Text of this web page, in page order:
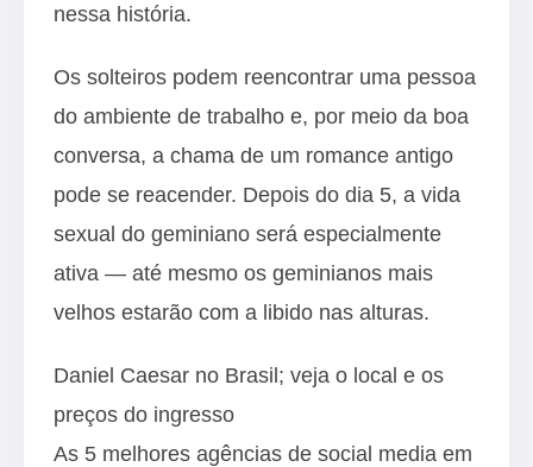
nessa história.
Os solteiros podem reencontrar uma pessoa
do ambiente de trabalho e, por meio da boa
conversa, a chama de um romance antigo
pode se reacender. Depois do dia 5, a vida
sexual do geminiano será especialmente
ativa — até mesmo os geminianos mais
velhos estarão com a libido nas alturas.
Daniel Caesar no Brasil; veja o local e os
preços do ingresso
As 5 melhores agências de social media em